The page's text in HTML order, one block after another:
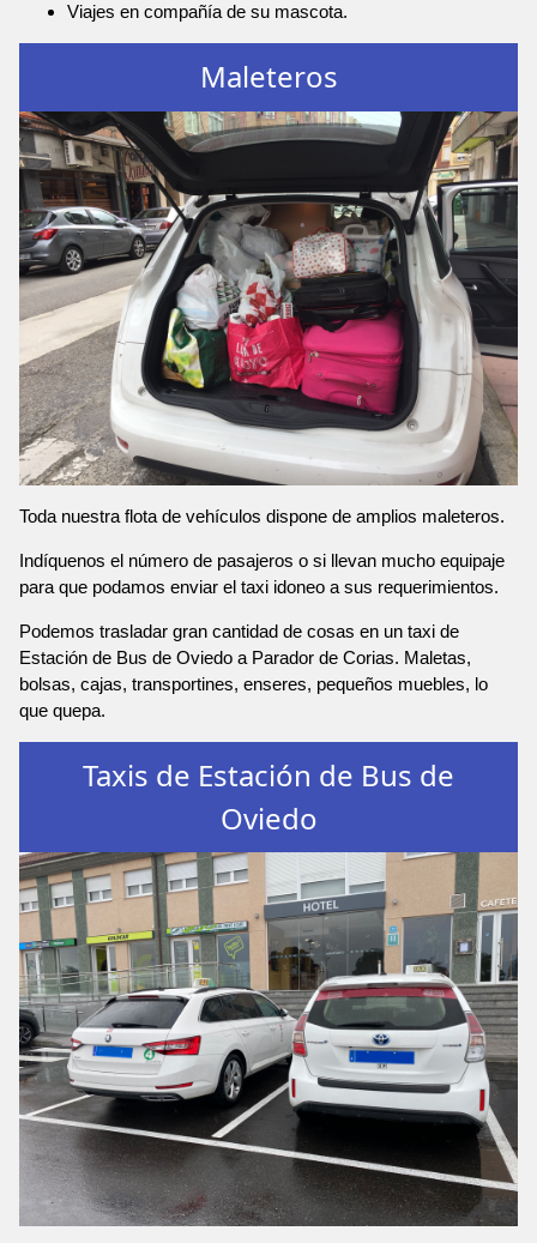
Viajes en compañía de su mascota.
Maleteros
Toda nuestra flota de vehículos dispone de amplios maleteros.
Indíquenos el número de pasajeros o si llevan mucho equipaje
para que podamos enviar el taxi idoneo a sus requerimientos.
Podemos trasladar gran cantidad de cosas en un taxi de
Estación de Bus de Oviedo a Parador de Corias. Maletas,
bolsas, cajas, transportines, enseres, pequeños muebles, lo
que quepa.
Taxis de Estación de Bus de
Oviedo